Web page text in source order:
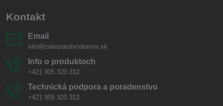
Kontakt
Email
info@zeleziarstvodomov.sk
Info o produktoch
+421 905 320 312
Technická podpora a poradenstvo
+421 905 320 312